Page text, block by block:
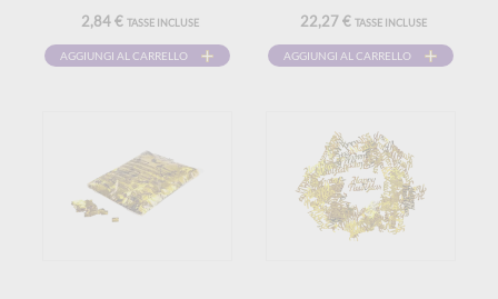
2,84 € TASSE INCLUSE
AGGIUNGI AL CARRELLO
22,27 € TASSE INCLUSE
AGGIUNGI AL CARRELLO